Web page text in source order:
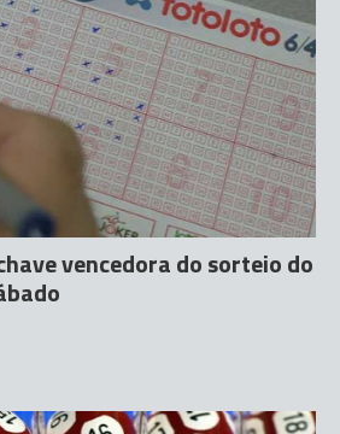
vencedora do sorteio do